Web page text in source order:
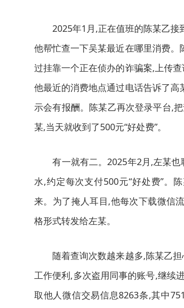
2025年1月,正在值班的陈某乙接
他帮忙查一下吴某最近在哪里消费
过挂靠一个正在侦办的诈骗案,上传
他最近的消费地点通过电话告诉了
示会有报酬。陈某乙再次登录平台,
某,当天就收到了500元“好处费”。
有一就有二。2025年2月,左某也
水,约定每次支付500元“好处费”。
来。为了掩人耳目,他每次下载微信
格形式转发给左某。
随着查询次数越来越多,陈某乙担
工作便利,多次盗用同事的账号,继续
取他人微信交易信息8263条,其中